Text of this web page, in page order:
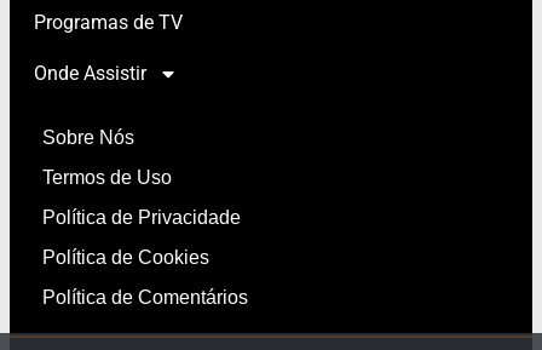
Programas de TV
Onde Assistir
Sobre Nós
Termos de Uso
Política de Privacidade
Política de Cookies
Política de Comentários